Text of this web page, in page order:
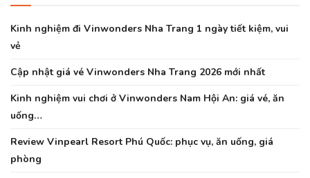
Kinh nghiệm đi Vinwonders Nha Trang 1 ngày tiết kiệm, vui
vẻ
Cập nhật giá vé Vinwonders Nha Trang 2026 mới nhất
Kinh nghiệm vui chơi ở Vinwonders Nam Hội An: giá vé, ăn
uống…
Review Vinpearl Resort Phú Quốc: phục vụ, ăn uống, giá
phòng